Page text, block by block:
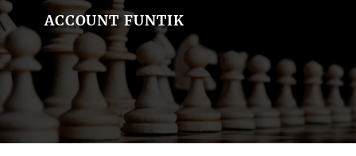
ACCOUNT FUNTIK